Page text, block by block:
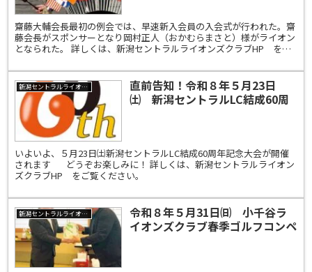
齋藤大輔会長最初の例会では、早速新入会員の入会式が行われた。齋
藤会長がスポンサーとなり岡村正人（おかむらまさと）様がライオン
となられた。 詳しくは、新潟セントラルライオンズクラブHP をご
新潟セントラルライオンズクラブ
直前告知！令和８年５月23日
㈯ 新潟セントラルLC結成60周
いよいよ、５月23日㈯新潟セントラルLC結成60周年記念大会が開催
されます どうぞお楽しみに！ 詳しくは、新潟セントラルライオン
ズクラブHP をご覧ください。
新潟セントラルライオンズクラブ
令和８年５月31日㈰ 小千谷ラ
イオンズクラブ春季ゴルフコンペ